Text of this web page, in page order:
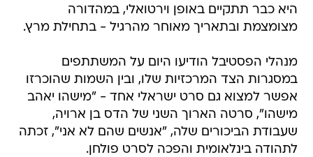
היא כבר תתקיים באופן וירטואלי, במהדורה
מצומצמת ובתאריך מאוחר מהרגיל - בתחילת מרץ.
מנהלי הפסטיבל הודיעו היום על המשתתפים
במסגרות הצד המרכזיות שלו, ובין השמות שהוכרזו
אפשר למצוא גם סרט ישראלי אחד - "מישהו יאהב
מישהו", סרטה הארוך השני של הדס בן ארויה,
שעבודת הביכורים שלה, "אנשים שהם לא אני", זכתה
לתהודה בינלאומית והפכה לסרט פולחן.